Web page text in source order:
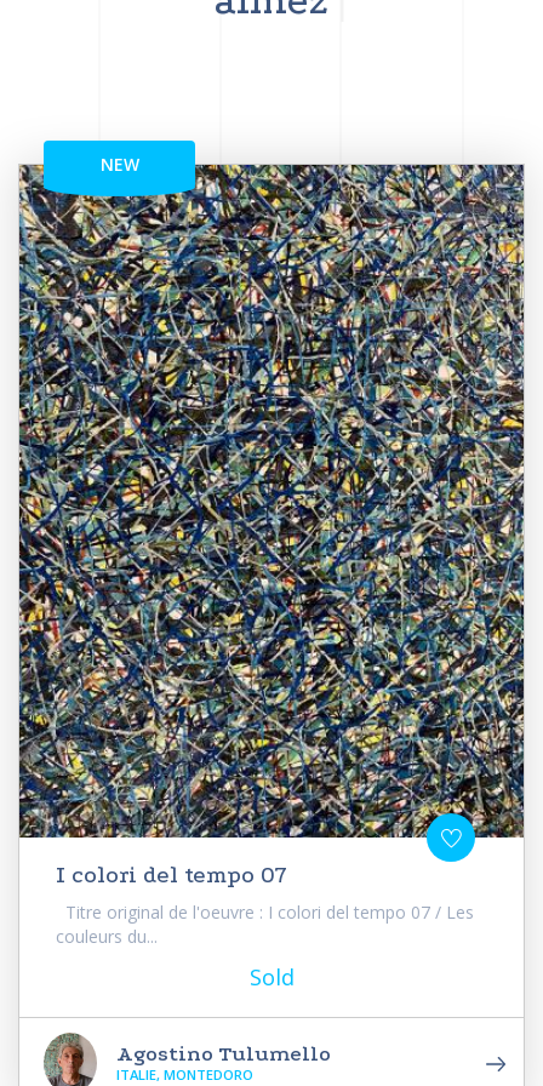
NEW
I colori del tempo 07
Titre original de l'oeuvre : I colori del tempo 07 / Les
couleurs du...
Sold
Agostino Tulumello
ITALIE, MONTEDORO